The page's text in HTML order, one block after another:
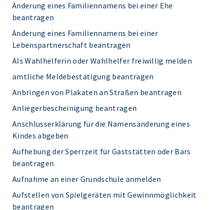
Änderung eines Familiennamens bei einer Ehe
beantragen
Änderung eines Familiennamens bei einer
Lebenspartnerschaft beantragen
Als Wahlhelferin oder Wahlhelfer freiwillig melden
amtliche Meldebestätigung beantragen
Anbringen von Plakaten an Straßen beantragen
Anliegerbescheinigung beantragen
Anschlusserklärung für die Namensänderung eines
Kindes abgeben
Aufhebung der Sperrzeit für Gaststätten oder Bars
beantragen
Aufnahme an einer Grundschule anmelden
Aufstellen von Spielgeräten mit Gewinnmöglichkeit
beantragen